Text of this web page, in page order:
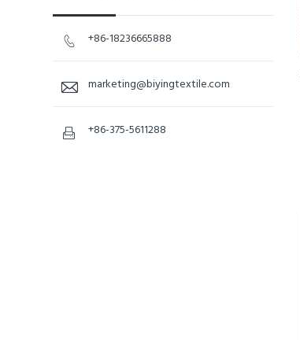
 +86-18236665888
 marketing@biyingtextile.com
 +86-375-5611288